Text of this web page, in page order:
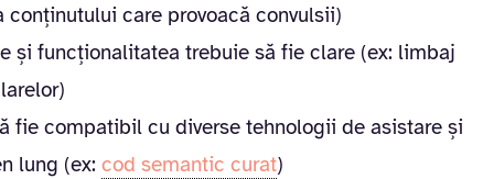
conținutului care provoacă convulsii)
și funcționalitatea trebuie să fie clare (ex: limbaj
fie compatibil cu diverse tehnologii de asistare și
lung (ex: cod semantic curat)